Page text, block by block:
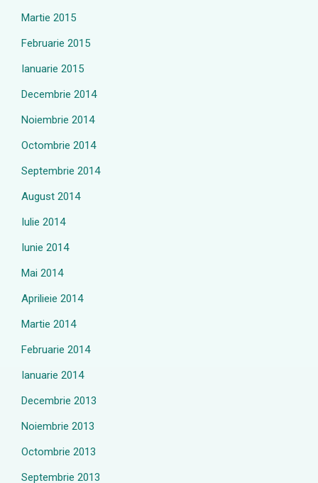
Martie 2015
Februarie 2015
Ianuarie 2015
Decembrie 2014
Noiembrie 2014
Octombrie 2014
Septembrie 2014
August 2014
Iulie 2014
Iunie 2014
Mai 2014
Aprilieie 2014
Martie 2014
Februarie 2014
Ianuarie 2014
Decembrie 2013
Noiembrie 2013
Octombrie 2013
Septembrie 2013